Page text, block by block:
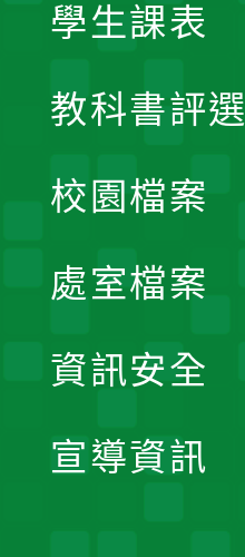
學生課表
教科書評選
校園檔案
處室檔案
資訊安全
宣導資訊